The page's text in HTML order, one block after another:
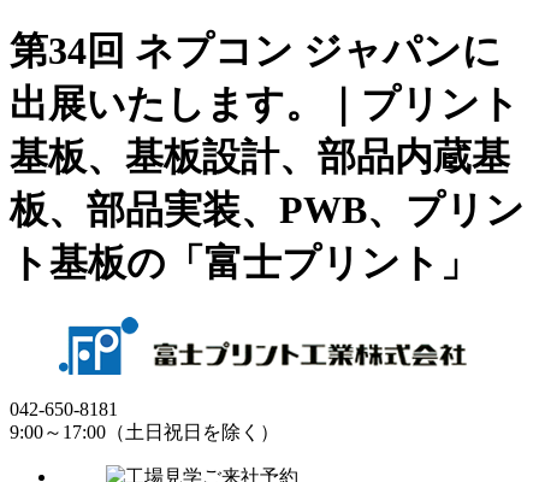
第34回 ネプコン ジャパンに
出展いたします。｜プリント
基板、基板設計、部品内蔵基
板、部品実装、PWB、プリン
ト基板の「富士プリント」
042-650-8181
9:00～17:00（土日祝日を除く）